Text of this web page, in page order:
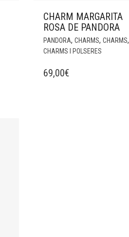
CHARM MARGARITA
ROSA DE PANDORA
PANDORA, CHARMS, CHARMS,
CHARMS I POLSERES
69,00€